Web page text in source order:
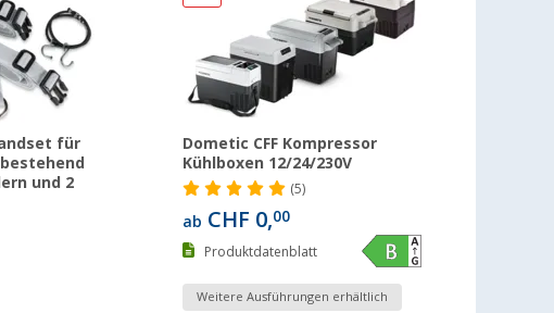
für
und 2
Dometic CFF Kompressor
Kühlboxen 12/24/230V
(5)
ab CHF 0,00
Produktdatenblatt
Weitere Ausführungen erhältlich